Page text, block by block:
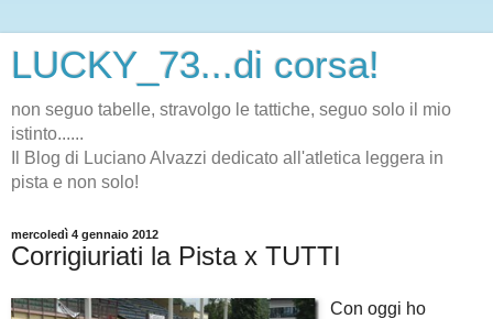
LUCKY_73...di corsa!
non seguo tabelle, stravolgo le tattiche, seguo solo il mio
istinto......
Il Blog di Luciano Alvazzi dedicato all'atletica leggera in
pista e non solo!
mercoledì 4 gennaio 2012
Corrigiuriati la Pista x TUTTI
Con oggi ho